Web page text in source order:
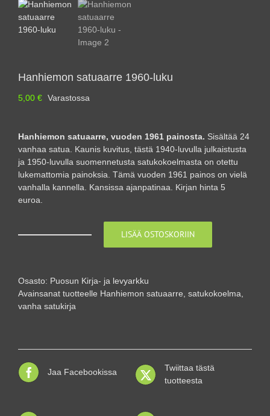
Hanhiemon satuaarre 1960-luku
5,00 € Varastossa
Hanhiemon satuaarre, vuoden 1961 painosta. Sisältää 24
vanhaa satua. Kaunis kuvitus, tästä 1940-luvulla julkaistusta
ja 1950-luvulla suomennetusta satukokoelmasta on otettu
lukemattomia painoksia. Tämä vuoden 1961 painos on vielä
vanhalla kannella. Kansissa ajanpatinaa. Kirjan hinta 5
euroa.
luku
määrä
LISÄÄ OSTOSKORIIN
Osasto: Puosun Kirja- ja levyarkku
Avainsanat tuotteelle Hanhiemon satuaarre, satukokoelma,
vanha satukirja
Jaa Facebookissa
Twiittaa tästä
tuotteesta